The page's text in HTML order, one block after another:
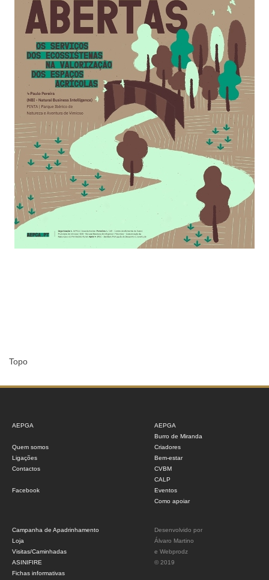
Topo
AEPGA
Quem somos
Ligações
Contactos
Facebook
AEPGA
Burro de Miranda
Criadores
Bem-estar
CVBM
CALP
Eventos
Como apoiar
Campanha de Apadrinhamento
Loja
Visitas/Caminhadas
ASINIFIRE
Fichas informativas
Desenvolvido por
Álvaro Martino
e Webprodz
© 2019